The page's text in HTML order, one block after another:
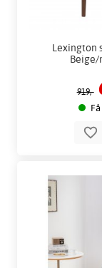
Lexington
Beige/
919,-